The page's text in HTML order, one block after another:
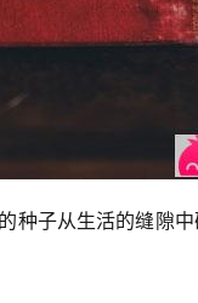
种子从生活的缝隙